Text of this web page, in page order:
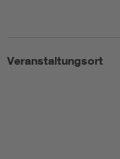
Veranstaltungsort